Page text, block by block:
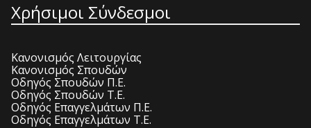
Χρήσιμοι Σύνδεσμοι
Κανονισμός Λειτουργίας
Κανονισμός Σπουδών
Οδηγός Σπουδών Π.Ε.
Οδηγός Σπουδών Τ.Ε.
Οδηγός Επαγγελμάτων Π.Ε.
Οδηγός Επαγγελμάτων Τ.Ε.